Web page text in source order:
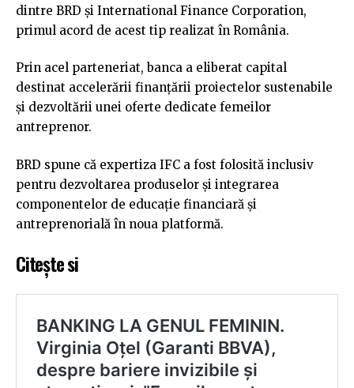
dintre BRD și International Finance Corporation,
primul acord de acest tip realizat în România.
Prin acel parteneriat, banca a eliberat capital
destinat accelerării finanțării proiectelor sustenabile
și dezvoltării unei oferte dedicate femeilor
antreprenor.
BRD spune că expertiza IFC a fost folosită inclusiv
pentru dezvoltarea produselor și integrarea
componentelor de educație financiară și
antreprenorială în noua platformă.
Citește si